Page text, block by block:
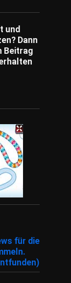
(2)
(86)
und
Dann
Beitrag
für die